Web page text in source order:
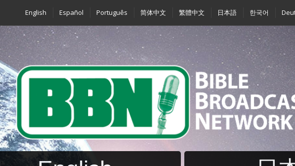
English Español Português 简体中文 繁體中文 日本語 한국어